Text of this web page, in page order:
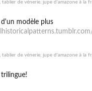
modèle plus